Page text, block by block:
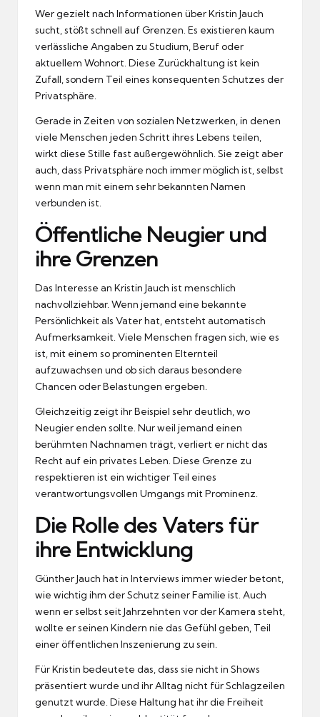
Wer gezielt nach Informationen über Kristin Jauch
sucht, stößt schnell auf Grenzen. Es existieren kaum
verlässliche Angaben zu Studium, Beruf oder
aktuellem Wohnort. Diese Zurückhaltung ist kein
Zufall, sondern Teil eines konsequenten Schutzes der
Privatsphäre.
Gerade in Zeiten von sozialen Netzwerken, in denen
viele Menschen jeden Schritt ihres Lebens teilen,
wirkt diese Stille fast außergewöhnlich. Sie zeigt aber
auch, dass Privatsphäre noch immer möglich ist, selbst
wenn man mit einem sehr bekannten Namen
verbunden ist.
Öffentliche Neugier und
ihre Grenzen
Das Interesse an Kristin Jauch ist menschlich
nachvollziehbar. Wenn jemand eine bekannte
Persönlichkeit als Vater hat, entsteht automatisch
Aufmerksamkeit. Viele Menschen fragen sich, wie es
ist, mit einem so prominenten Elternteil
aufzuwachsen und ob sich daraus besondere
Chancen oder Belastungen ergeben.
Gleichzeitig zeigt ihr Beispiel sehr deutlich, wo
Neugier enden sollte. Nur weil jemand einen
berühmten Nachnamen trägt, verliert er nicht das
Recht auf ein privates Leben. Diese Grenze zu
respektieren ist ein wichtiger Teil eines
verantwortungsvollen Umgangs mit Prominenz.
Die Rolle des Vaters für
ihre Entwicklung
Günther Jauch hat in Interviews immer wieder betont,
wie wichtig ihm der Schutz seiner Familie ist. Auch
wenn er selbst seit Jahrzehnten vor der Kamera steht,
wollte er seinen Kindern nie das Gefühl geben, Teil
einer öffentlichen Inszenierung zu sein.
Für Kristin bedeutete das, dass sie nicht in Shows
präsentiert wurde und ihr Alltag nicht für Schlagzeilen
genutzt wurde. Diese Haltung hat ihr die Freiheit